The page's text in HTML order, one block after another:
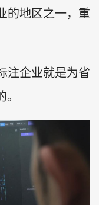
的地区之一，重
注企业就是为省